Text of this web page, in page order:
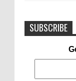
SUBSCRIBE